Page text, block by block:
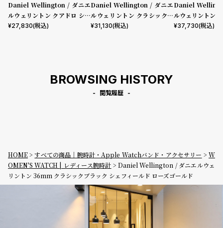
Daniel Wellington / ダニエ
ルウェリントン クアドロ シェ
フィールド ローズゴールド/ホ
¥27,830(税込)
Daniel Wellington / ダニエ
ルウェリントン クラシックペ
ティット メルローズ ローズゴ
¥31,130(税込)
Daniel
ルウェリントン
mm Apple
¥37,730(税込)
BROWSING HISTORY
閲覧履歴
HOME すべての商品｜腕時計・Apple Watchバンド・アクセサリー
W
OMEN'S WATCH | レディース腕時計
Daniel Wellington / ダニエルウェ
リントン 36mm クラシックブラック シェフィールド ローズゴールド